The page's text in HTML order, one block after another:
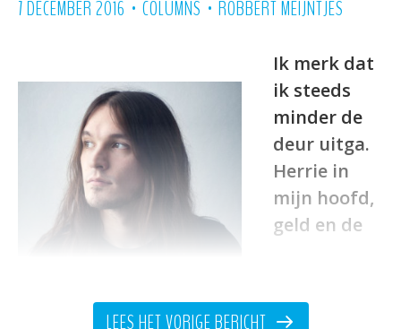
7 DECEMBER 2016 • COLUMNS • ROBBERT MEIJNTJES
Ik merk dat
ik steeds
minder de
deur uitga.
Herrie in
mijn hoofd,
geld en de
LEES HET VORIGE BERICHT